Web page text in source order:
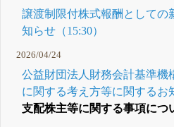
譲渡制限付株式報酬としての
知らせ（15:30）
2026/04/24
公益財団法人財務会計基準機
に関する考え方等に関するお
支配株主等に関する事項につ